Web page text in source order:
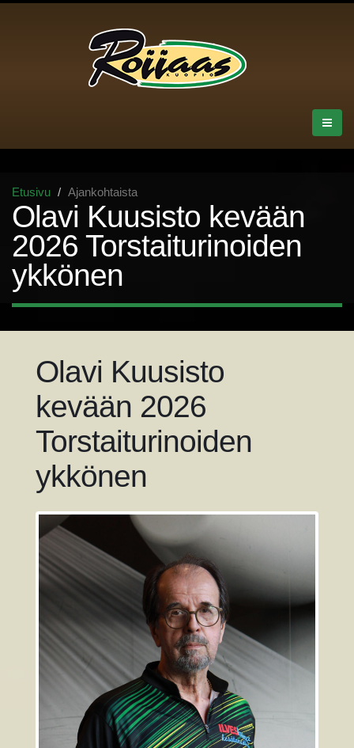
Etusivu Ajankohtaista
Olavi Kuusisto kevään
2026 Torstaiturinoiden
ykkönen
Olavi Kuusisto
kevään 2026
Torstaiturinoiden
ykkönen